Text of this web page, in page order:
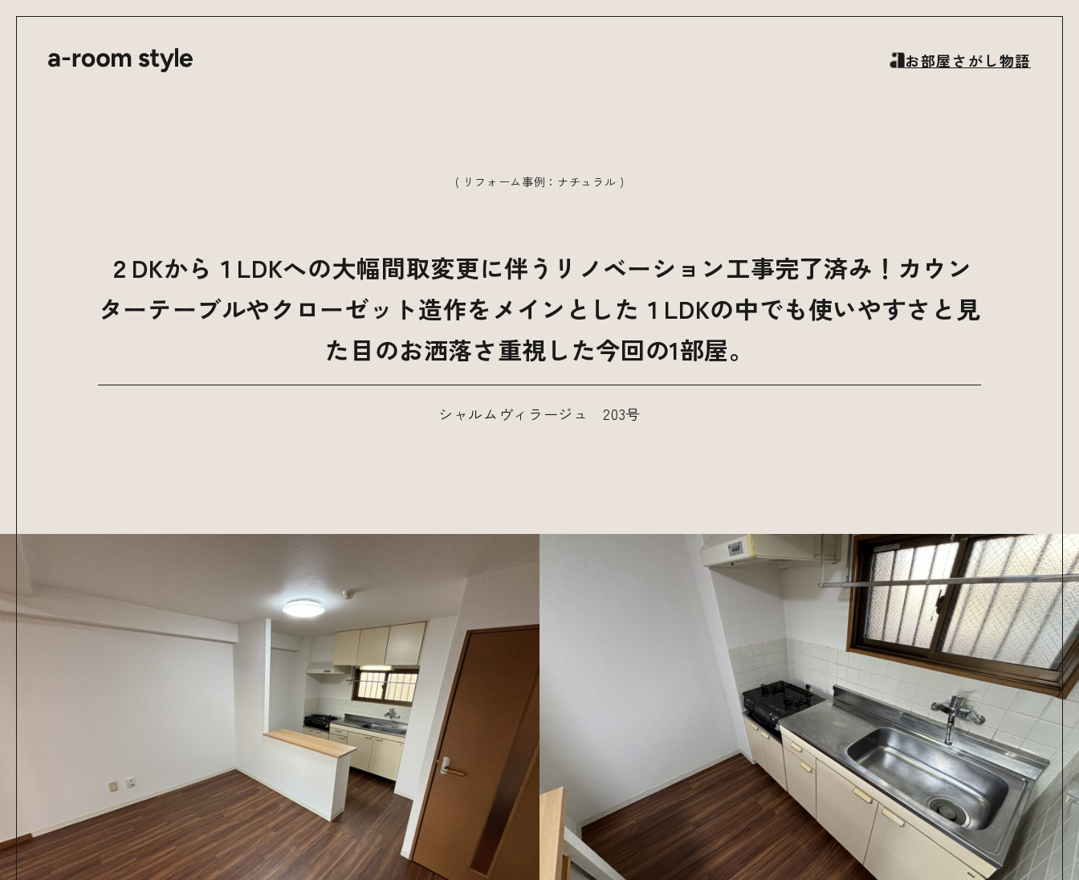
お部屋さがし物語
( リフォーム事例： ナチュラル )
２DKから１LDKへの大幅間取変更に伴うリノベーション工事完了済み！カウン
ターテーブルやクローゼット造作をメインとした１LDKの中でも使いやすさと見
た目のお洒落さ重視した今回の1部屋。
シャルムヴィラージュ 203号